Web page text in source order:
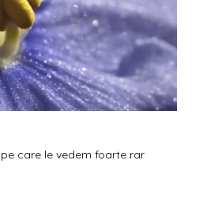
care le vedem foarte rar